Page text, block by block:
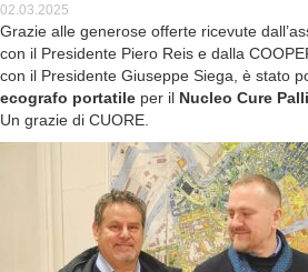
02.03.2025
Grazie alle generose offerte ricevute
con il Presidente Piero Reis e dalla
con il Presidente Giuseppe Siega, è stato
ecografo portatile per il Nucleo Cure
Un grazie di CUORE.